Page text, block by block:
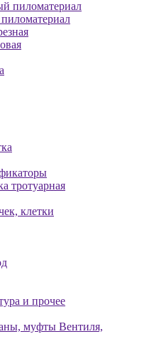
тротуарная
клетки
и прочее
Вентиля,